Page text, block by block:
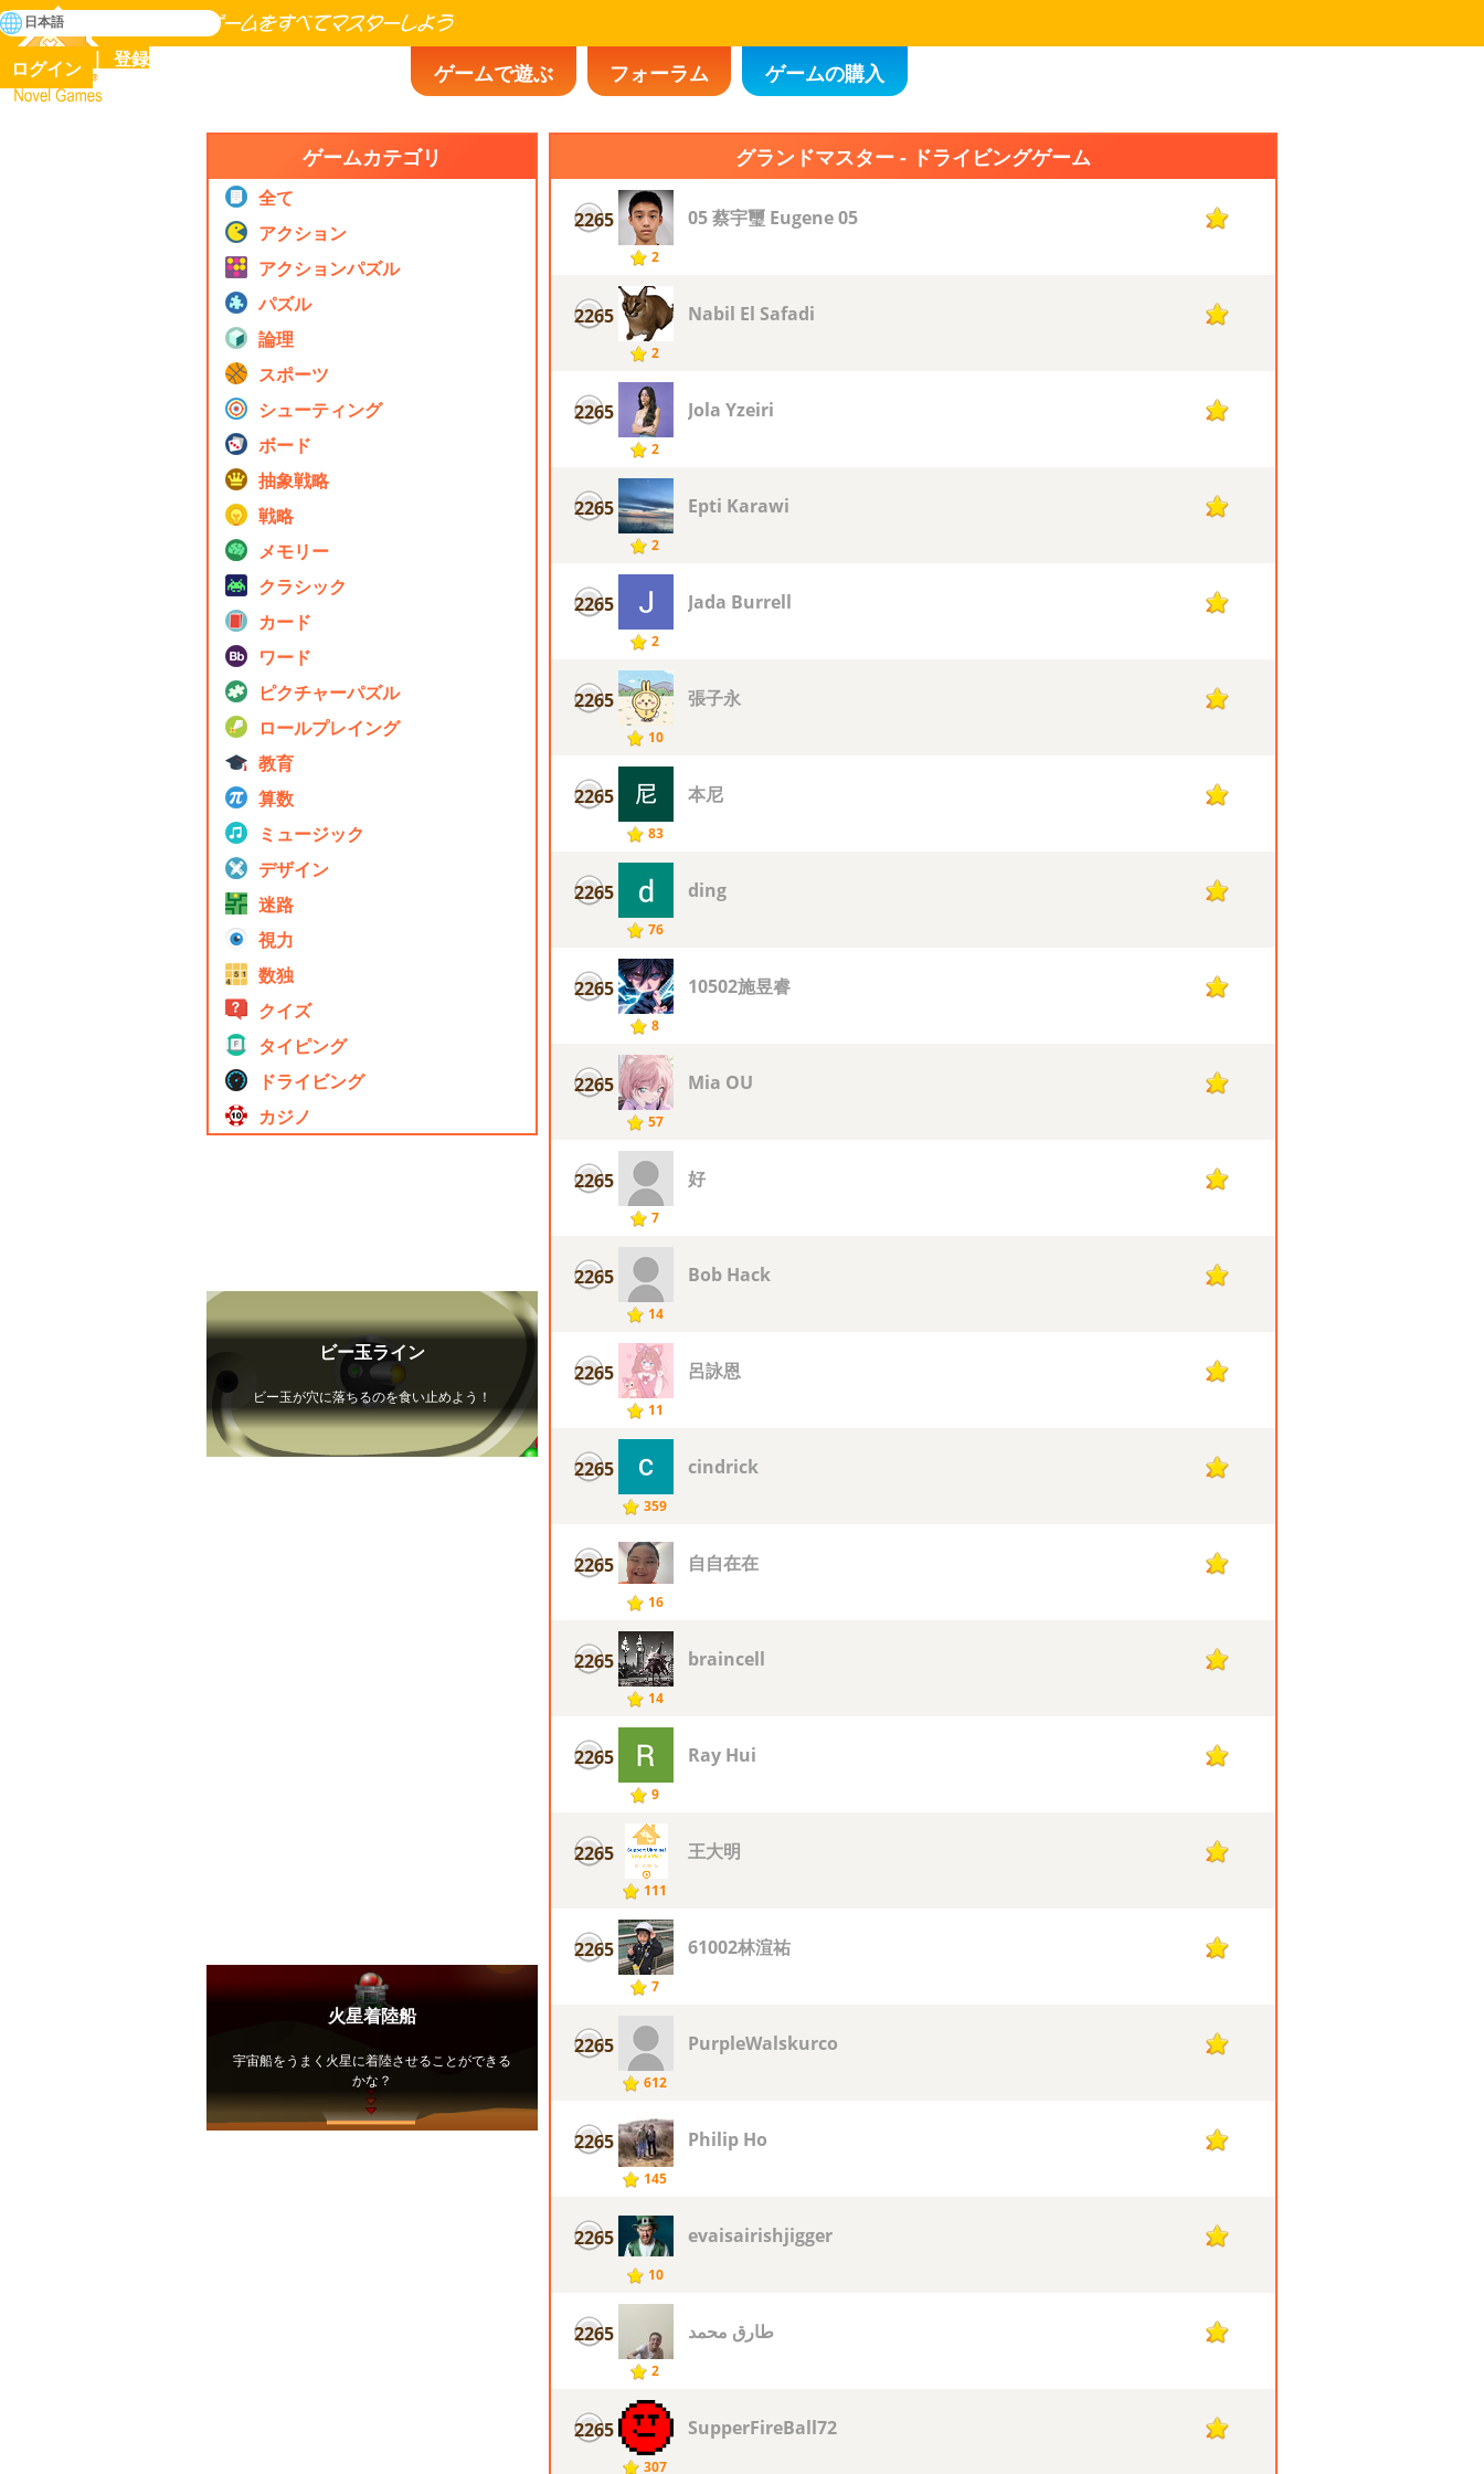
Novel Games
人類の歴史に存在するゲームをすべてマスターしよう
検
索
ゲームで遊ぶ フォーラム ゲームの購入
ログイン 登録
日本語
ゲームカテゴリ
全て
アクション
アクションパズル
パズル
論理
スポーツ
シューティング
ボード
抽象戦略
戦略
メモリー
クラシック
カード
ワード
ピクチャーパズル
ロールプレイング
教育
算数
ミュージック
デザイン
迷路
視力
数独
クイズ
タイピング
ドライビング
カジノ
グランドマスター - ドライビングゲーム
2265
2
05 蔡宇璽 Eugene 05 2
2265
2
Nabil El Safadi 2
2265
2
Jola Yzeiri 2
2265
2
Epti Karawi 2
2265
2
Jada Burrell 2
2265
10
張子永 2
2265
83
本尼 2
2265
76
ding 2
2265
8
10502施昱睿 2
2265
57
Mia OU 2
2265
7
好 2
2265
14
Bob Hack 2
2265
11
呂詠恩 2
2265
359
cindrick 2
2265
16
自自在在 2
2265
14
braincell 2
2265
9
Ray Hui 2
2265
111
王大明 2
2265
7
61002林渲祐 2
2265
612
PurpleWalskurco 2
2265
145
Philip Ho 2
2265
10
evaisairishjigger 2
2265
2
طارق محمد 2
2265
307
SupperFireBall72 2